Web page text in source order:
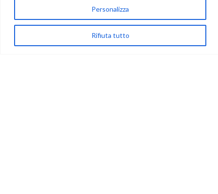
Personalizza
Rifiuta tutto
(+39) 081-7777233
info@ideepercreare.it